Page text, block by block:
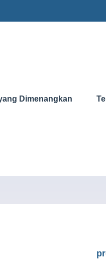
Dimenangkan